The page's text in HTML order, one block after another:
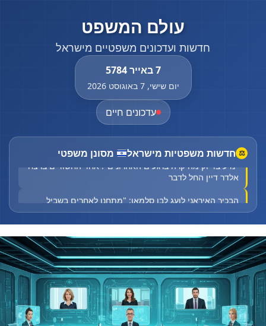
7 באייר 5784
יום שישי, 7 באוגוסט 2026
עולם המשפט
חדשות ועדכונים משפטיים מישראל
עדכונים חיים
⚖ חדשות משפטיות מישראל מסונן משפטי
אלדר דיין החל לדבר
הבכיר האיראני לועג לבן סלמאן: "מתחנן לאחרים בשביל
אלדר דיין החל לדבר
הבכיר האיראני לועג לבן סלמאן: "מתחנן לאחרים בשביל
ביטחון"